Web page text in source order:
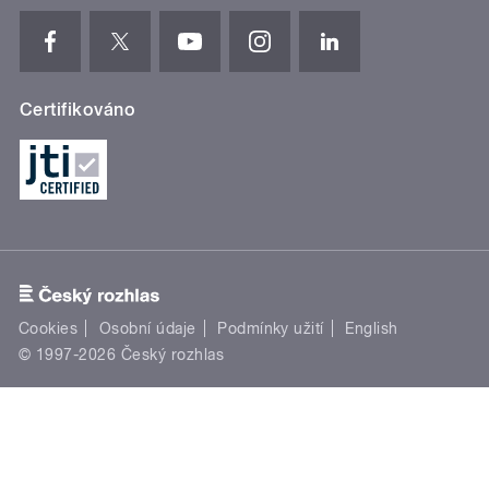
Certifikováno
Cookies Osobní údaje Podmínky užití
English
© 1997-2026 Český rozhlas